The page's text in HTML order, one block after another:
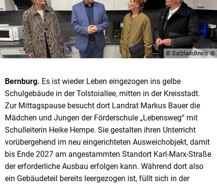
© Salzlandkreis
Bernburg. Es ist wieder Leben eingezogen ins gelbe
Schulgebäude in der Tolstoiallee, mitten in der Kreisstadt.
Zur Mittagspause besucht dort Landrat Markus Bauer die
Mädchen und Jungen der Förderschule „Lebensweg“ mit
Schulleiterin Heike Hempe. Sie gestalten ihren Unterricht
vorübergehend im neu eingerichteten Ausweichobjekt, damit
bis Ende 2027 am angestammten Standort Karl-Marx-Straße
der erforderliche Ausbau erfolgen kann. Während dort also
ein Gebäudeteil bereits leergezogen ist, füllt sich in der